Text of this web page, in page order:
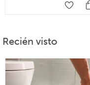
Recién visto